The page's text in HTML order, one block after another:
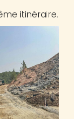
itinéraire.